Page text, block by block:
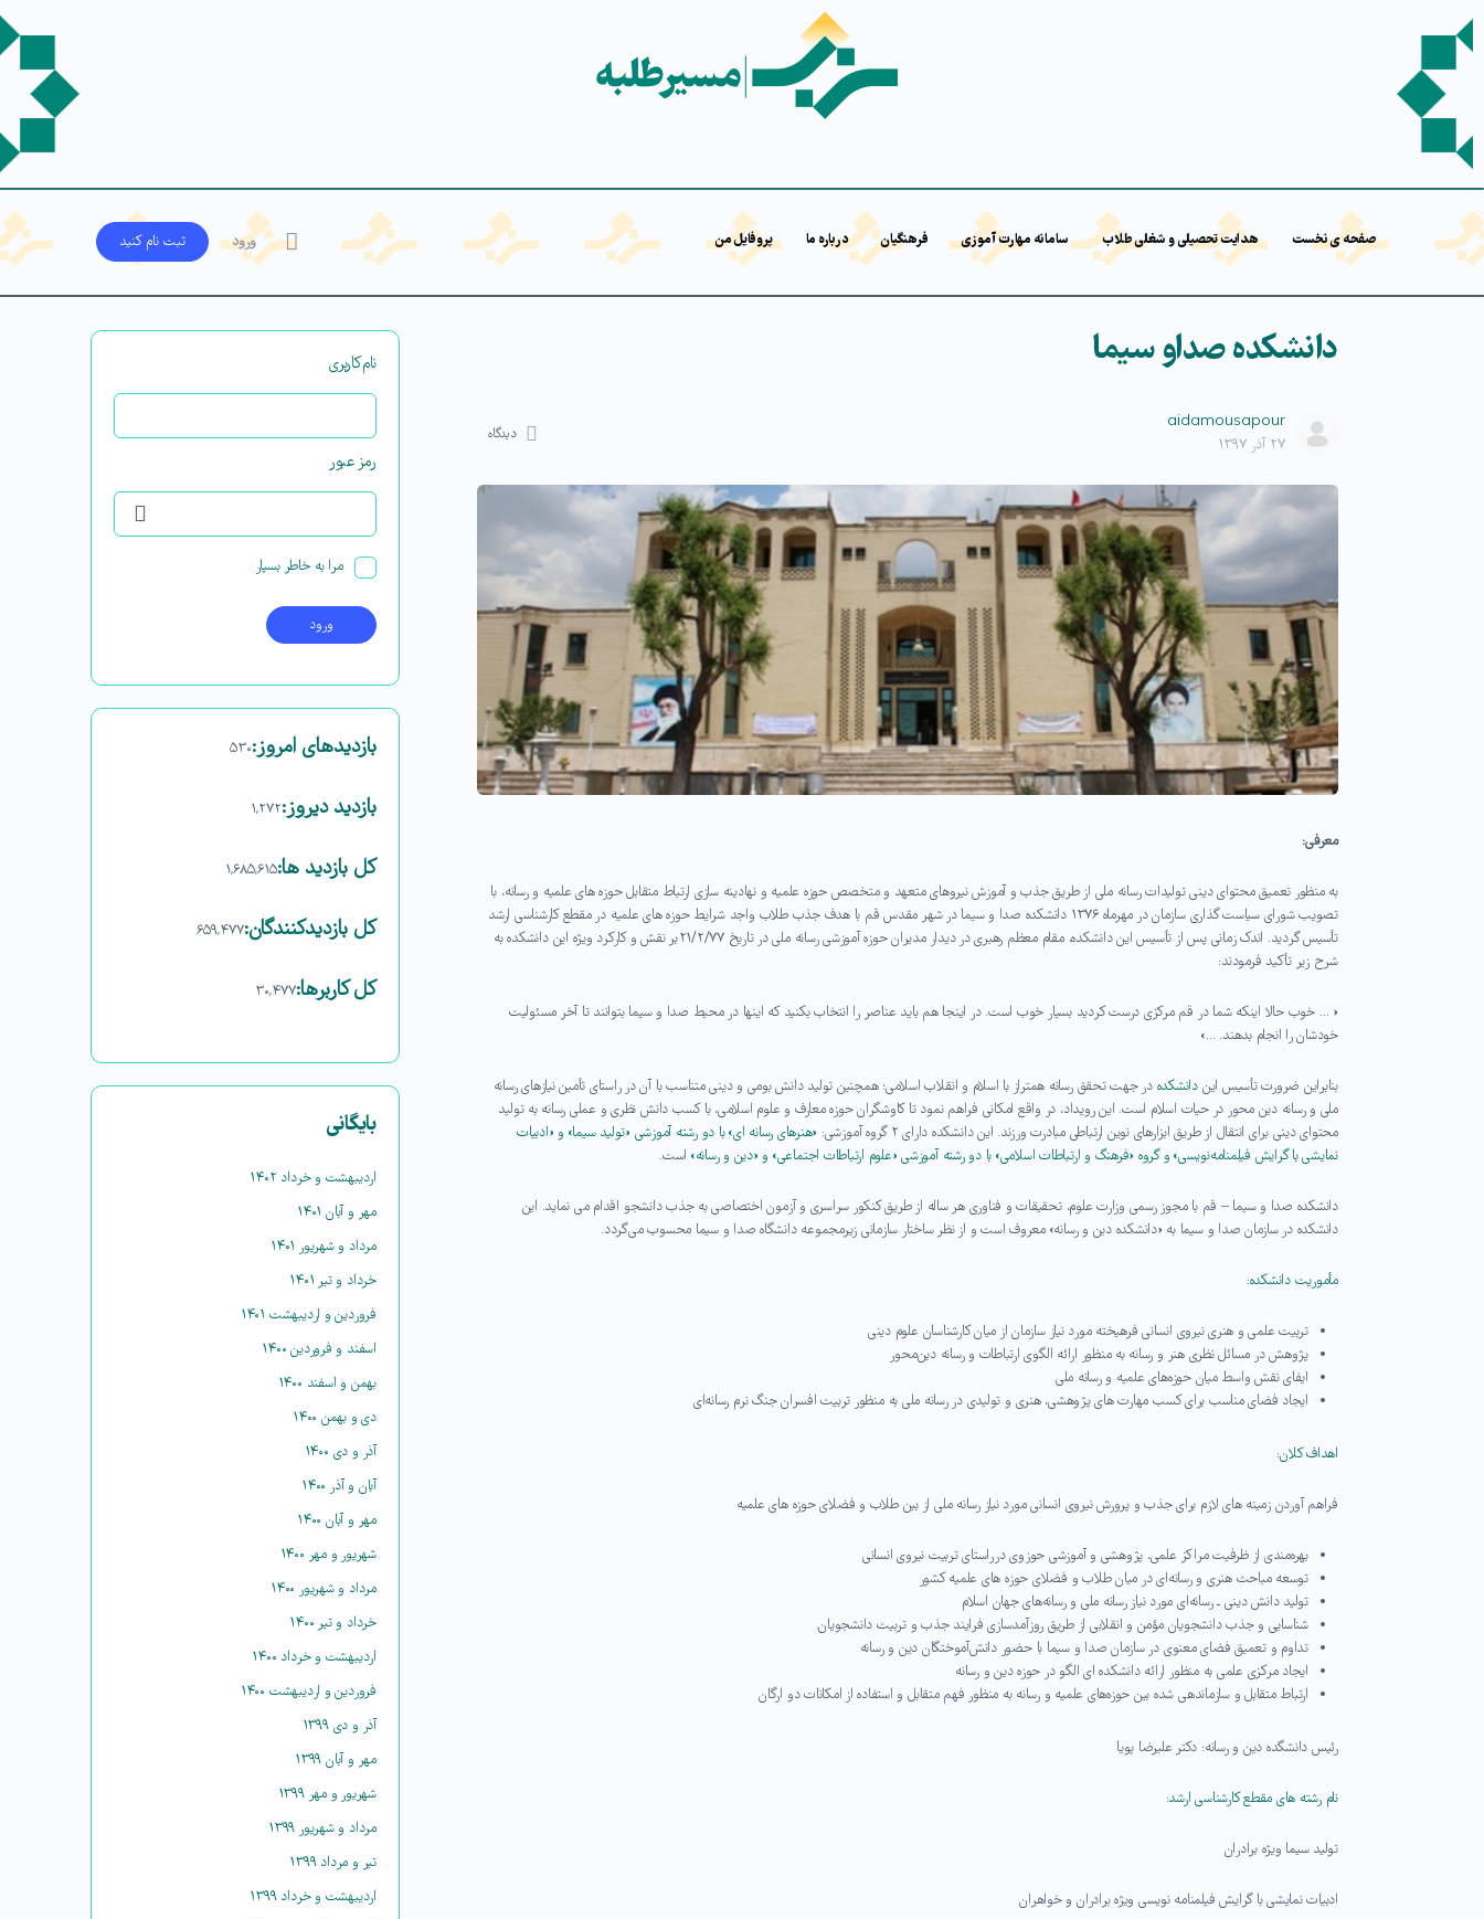
صفحه ی نخست هدایت تحصیلی و شغلی طلاب سامانه مهارت آموزی فرهنگیان درباره ما پروفایل من ورود ثبت‌ نام کنید
دانشکده صداو سیما
aidamousapour
۲۷ آذر ۱۳۹۷
دیدگاه
معرفی:
به منظور تعمیق محتوای دینی تولیدات رسانه ملی از طریق جذب و آموزش نیروهای متعهد و متخصص حوزه علمیه و نهادینه سازی ارتباط متقابل حوزه های علمیه و رسانه، با
تصویب شورای سیاست گذاری سازمان در مهرماه ۱۳۷۶ دانشکده صدا و سیما در شهر مقدس قم با هدف جذب طلاب واجد شرایط حوزه های علمیه در مقطع کارشناسی ارشد
تأسیس گردید. اندک زمانی پس از تأسیس این دانشکده، مقام معظم رهبری در دیدار مدیران حوزه آموزشی رسانه ملی در تاریخ ۲۱/۲/۷۷ بر نقش و کارکرد ویژه این دانشکده به
شرح زیر تأکید فرمودند:
« … خوب حالا اینکه شما در قم مرکزی درست کردید بسیار خوب است. در اینجا هم باید عناصر را انتخاب بکنید که اینها در محیط صدا و سیما بتوانند تا آخر مسئولیت
خودشان را انجام بدهند. …»
بنابراین ضرورت تأسیس ایندانشکده در جهت تحقق رسانه همتراز با اسلام و انقلاب اسلامی؛ همچنین تولید دانش بومی و دینی متناسب با آن در راستای تأمین نیازهای رسانه
ملی و رسانه دین محور در حیات اسلام است. این رویداد، در واقع امکانی فراهم نمود تا کاوشگران حوزه معارف و علوم اسلامی، با کسب دانش نظری و عملی رسانه به تولید
محتوای دینی برای انتقال از طریق ابزارهای نوین ارتباطی مبادرت ورزند. این دانشکده دارای ۲ گروه آموزشی:
«هنرهای رسانه ای» با دو رشته آموزشی «تولید سیما» و «ادبیات
نمایشی با گرایش فیلمنامه‌نویسی» و گروه «فرهنگ و ارتباطات اسلامی» با دو رشته آموزشی «علوم ارتباطات اجتماعی» و «دین و رسانه» است.
دانشکده صدا و سیما – قم با مجوز رسمی وزارت علوم، تحقیقات و فناوری هر ساله از طریق کنکور سراسری و آزمون اختصاصی به جذب دانشجو اقدام می نماید. این
دانشکده در سازمان صدا و سیما به «دانشکده دین و رسانه» معروف است و از نظر ساختار سازمانی زیرمجموعه دانشگاه صدا و سیما محسوب می‌گردد.
مأموریت دانشکده:
تربیت علمی و هنری نیروی انسانی فرهیخته مورد نیاز سازمان از میان کارشناسان علوم دینی
پژوهش در مسائل نظری هنر و رسانه به منظور ارائه الگوی ارتباطات و رسانه دین‌محور
ایفای نقش واسط میان حوزه‌های علمیه و رسانه ملی
ایجاد فضای مناسب برای کسب مهارت های پژوهشی، هنری و تولیدی در رسانه ملی به منظور تربیت افسران جنگ نرم رسانه‌ای
اهداف کلان:
فراهم آوردن زمینه های لازم برای جذب و پرورش نیروی انسانی مورد نیاز رسانه ملی از بین طلاب و فضلای حوزه های علمیه
بهره‌مندی از ظرفیت مراکز علمی، پژوهشی و آموزشی حوزوی درراستای تربیت نیروی انسانی
توسعه مباحث هنری و رسانه‌ای در میان طلاب و فضلای حوزه های علمیه کشور
تولید دانش دینی ـ رسانه‌ای مورد نیاز رسانه ملی و رسانه‌های جهان اسلام
شناسایی و جذب دانشجویان مؤمن و انقلابی از طریق روزآمدسازی فرایند جذب و تربیت دانشجویان.
تداوم و تعمیق فضای معنوی در سازمان صدا و سیما با حضور دانش‌آموختگان دین و رسانه
ایجاد مرکزی علمی به منظور ارائه دانشکده ای الگو در حوزه دین و رسانه
ارتباط متقابل و سازماندهی شده بین حوزه‌های علمیه و رسانه به منظور فهم متقابل و استفاده از امکانات دو ارگان
رئیس دانشگده دین و رسانه: دکتر علیرضا پویا
نام رشته های مقطع کارشناسی ارشد:
تولید سیما ویژه برادران
ادبیات نمایشی با گرایش فیلمنامه نویسی ویژه برادران و خواهران
نام‌کاربری
رمز عبور
مرا به خاطر بسپار
بازدیدهای امروز:۵۳۰
بازدید دیروز:۱,۲۷۲
کل بازدید ها:۱,۶۸۵,۶۱۵
کل بازدیدکنند‌گان:۶۵۹,۴۷۷
کل کاربرها:۳۰,۴۷۷
بایگانی
اردیبهشت و خرداد ۱۴۰۲
مهر و آبان ۱۴۰۱
مرداد و شهریور ۱۴۰۱
خرداد و تیر ۱۴۰۱
فروردین و اردیبهشت ۱۴۰۱
اسفند و فروردین ۱۴۰۰
بهمن و اسفند ۱۴۰۰
دی و بهمن ۱۴۰۰
آذر و دی ۱۴۰۰
آبان و آذر ۱۴۰۰
مهر و آبان ۱۴۰۰
شهریور و مهر ۱۴۰۰
مرداد و شهریور ۱۴۰۰
خرداد و تیر ۱۴۰۰
اردیبهشت و خرداد ۱۴۰۰
فروردین و اردیبهشت ۱۴۰۰
آذر و دی ۱۳۹۹
مهر و آبان ۱۳۹۹
شهریور و مهر ۱۳۹۹
مرداد و شهریور ۱۳۹۹
تیر و مرداد ۱۳۹۹
اردیبهشت و خرداد ۱۳۹۹